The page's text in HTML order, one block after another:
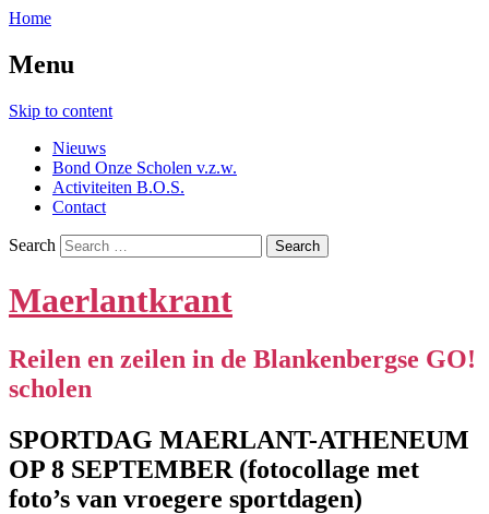
Home
Menu
Skip to content
Nieuws
Bond Onze Scholen v.z.w.
Activiteiten B.O.S.
Contact
Search
Maerlantkrant
Reilen en zeilen in de Blankenbergse GO!
scholen
SPORTDAG MAERLANT-ATHENEUM
OP 8 SEPTEMBER (fotocollage met
foto’s van vroegere sportdagen)